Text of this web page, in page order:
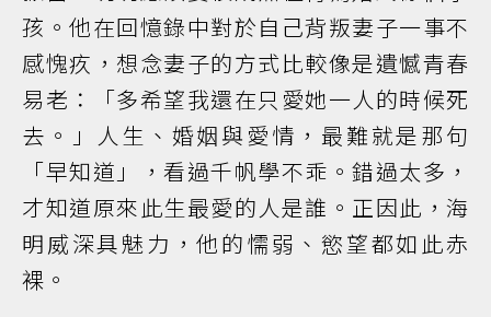
孩。他在回憶錄中對於自己背叛妻子一事不
感愧疚，想念妻子的方式比較像是遺憾青春
易老：「多希望我還在只愛她一人的時候死
去。」人生、婚姻與愛情，最難就是那句
「早知道」，看過千帆學不乖。錯過太多，
才知道原來此生最愛的人是誰。正因此，海
明威深具魅力，他的懦弱、慾望都如此赤
裸。